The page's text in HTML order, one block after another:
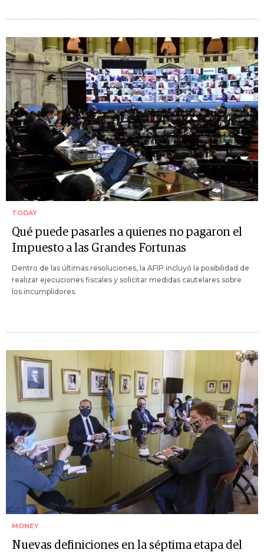
TODAY
Qué puede pasarles a quienes no pagaron el
Impuesto a las Grandes Fortunas
Dentro de las últimas resoluciones, la AFIP incluyó la posibilidad de
realizar ejecuciones fiscales y solicitar medidas cautelares sobre
los incumplidores.
MONEY
Nuevas definiciones en la séptima etapa del